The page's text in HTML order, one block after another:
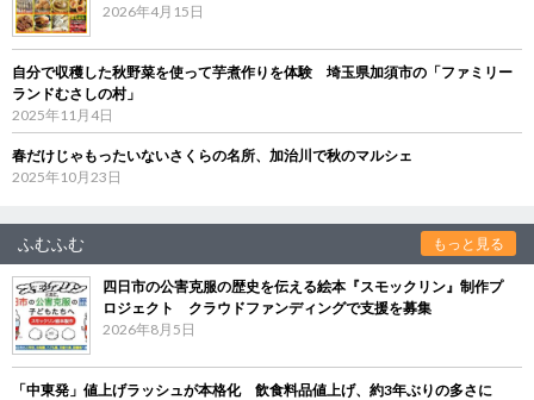
2026年4月15日
自分で収穫した秋野菜を使って芋煮作りを体験 埼玉県加須市の「ファミリー
ランドむさしの村」
2025年11月4日
春だけじゃもったいないさくらの名所、加治川で秋のマルシェ
2025年10月23日
ふむふむ もっと見る
四日市の公害克服の歴史を伝える絵本『スモックリン』制作プ
ロジェクト クラウドファンディングで支援を募集
2026年8月5日
「中東発」値上げラッシュが本格化 飲食料品値上げ、約3年ぶりの多さに